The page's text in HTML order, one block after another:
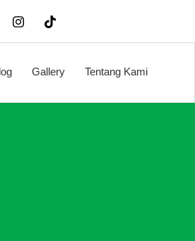
Gallery Tentang Kami